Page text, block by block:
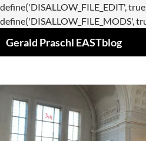
define('DISALLOW_FILE_EDIT',
define('DISALLOW_FILE_MODS',
Gerald Praschl EASTblog